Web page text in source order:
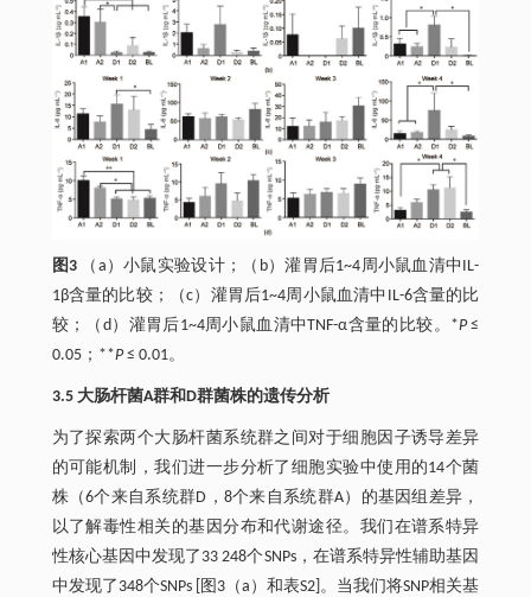
图3（a）小鼠实验设计；（b）灌胃后1~4周小鼠血清中IL-
1β含量的比较；（c）灌胃后1~4周小鼠血清中IL-6含量的比
较；（d）灌胃后1~4周小鼠血清中TNF-α含量的比较。*P≤
0.05；**P≤ 0.01。
3.5 大肠杆菌A群和D群菌株的遗传分析
为了探索两个大肠杆菌系统群之间对于细胞因子诱导差异
的可能机制，我们进一步分析了细胞实验中使用的14个菌
株（6个来自系统群D，8个来自系统群A）的基因组差异，
以了解毒性相关的基因分布和代谢途径。我们在谱系特异
性核心基因中发现了33 248个SNPs，在谱系特异性辅助基因
中发现了348个SNPs [图3（a）和表S2]。当我们将SNP相关基